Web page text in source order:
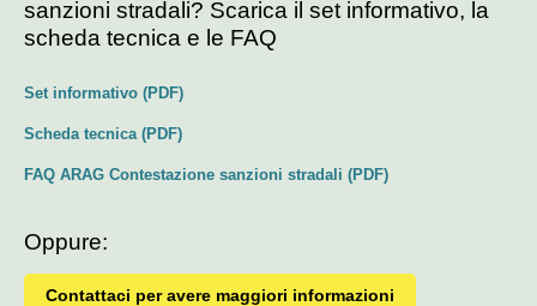
sanzioni stradali? Scarica il set informativo, la
scheda tecnica e le FAQ
Set informativo (PDF)
Scheda tecnica (PDF)
FAQ ARAG Contestazione sanzioni stradali (PDF)
Oppure:
Contattaci per avere maggiori informazioni